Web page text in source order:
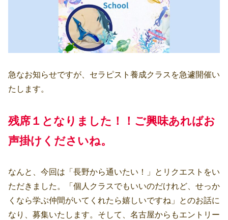
急なお知らせですが、セラピスト養成クラスを急遽開催い
たします。
残席１となりました！！ご興味あればお
声掛けくださいね。
なんと、今回は「長野から通いたい！」とリクエストをい
ただきました。「個人クラスでもいいのだけれど、せっか
くなら学ぶ仲間がいてくれたら嬉しいですね」とのお話に
なり、募集いたします。そして、名古屋からもエントリー